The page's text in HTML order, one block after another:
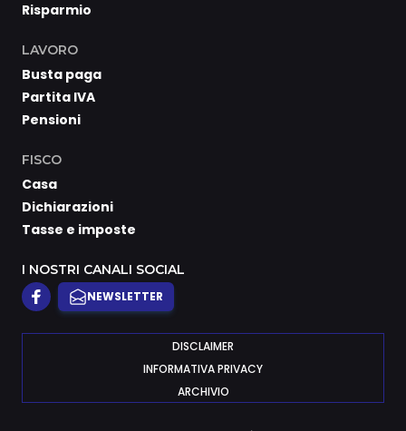
Risparmio
LAVORO
Busta paga
Partita IVA
Pensioni
FISCO
Casa
Dichiarazioni
Tasse e imposte
I NOSTRI CANALI SOCIAL
NEWSLETTER
DISCLAIMER
INFORMATIVA PRIVACY
ARCHIVIO